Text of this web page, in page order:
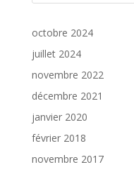
octobre 2024
juillet 2024
novembre 2022
décembre 2021
janvier 2020
février 2018
novembre 2017